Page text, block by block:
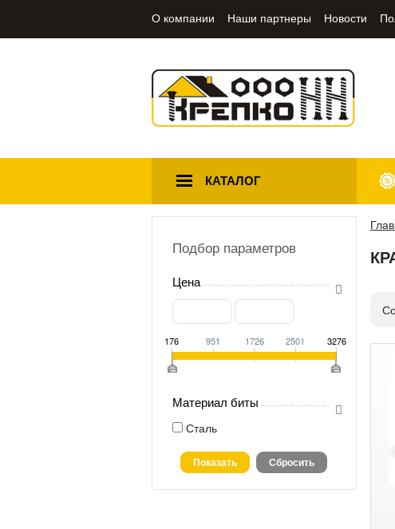
О компании Наши партнеры Новости
КАТАЛОГ
Подбор параметров
Цена
176 951 1726 2501 3276
Материал биты
Сталь